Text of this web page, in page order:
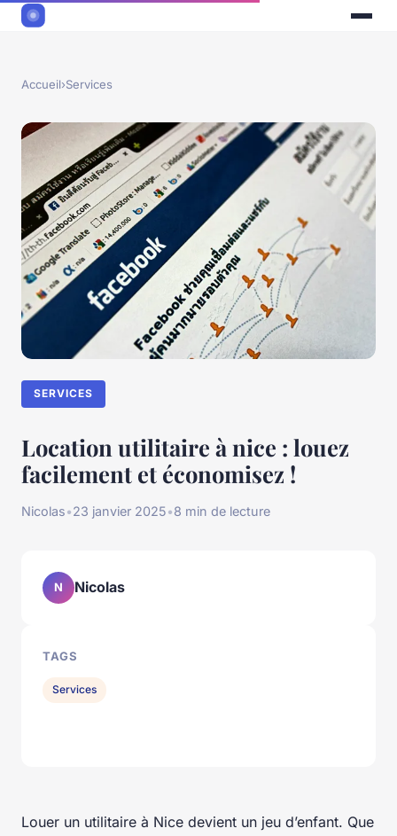
Accueil›Services
SERVICES
Location utilitaire à nice : louez
facilement et économisez !
Nicolas•23 janvier 2025•8 min de lecture
Louer un utilitaire à Nice devient un jeu d’enfant. Que
N Nicolas
TAGS
Services